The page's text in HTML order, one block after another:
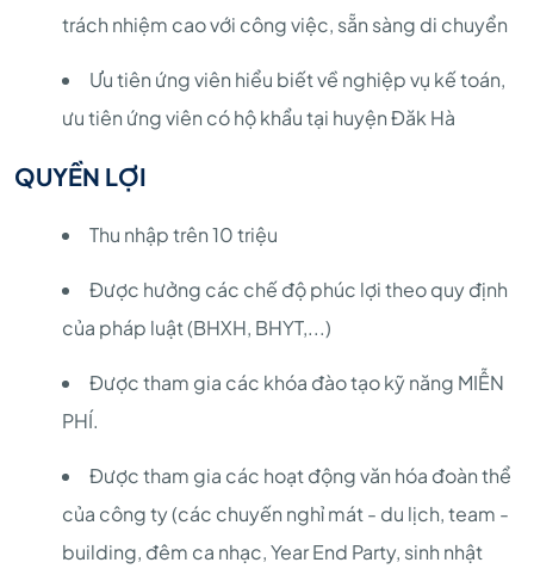
trách nhiệm cao với công việc, sẵn sàng di chuyển
Ưu tiên ứng viên hiểu biết về nghiệp vụ kế toán,
ưu tiên ứng viên có hộ khẩu tại huyện Đăk Hà
QUYỀN LỢI
Thu nhập trên 10 triệu
Được hưởng các chế độ phúc lợi theo quy định
của pháp luật (BHXH, BHYT,...)
Được tham gia các khóa đào tạo kỹ năng MIỄN
PHÍ.
Được tham gia các hoạt động văn hóa đoàn thể
của công ty (các chuyến nghỉ mát - du lịch, team -
building, đêm ca nhạc, Year End Party, sinh nhật